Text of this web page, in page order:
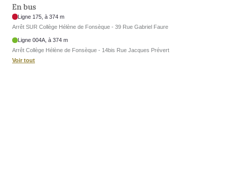
En bus
Ligne 175, à 374 m
Arrêt SUR Collège Hélène de Fonsèque - 39 Rue Gabriel Faure
Ligne 004A, à 374 m
Arrêt Collège Hélène de Fonsèque - 14bis Rue Jacques Prévert
Voir tout